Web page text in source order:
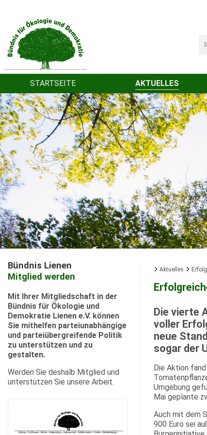
STARTSEITE AKTUELLES
Aktuelles
Die vierte
voller
neue
sogar der
Die Aktion
Umgebung
Mai geplante
Auch mit dem
900 Euro sei
Bündnis Lienen
Mitglied werden
Mit Ihrer Mitgliedschaft in der
Bündnis für Ökologie und
Demokratie Lienen e.V. können
Sie mithelfen parteiunabhängige
und parteiübergreifende Politik
zu unterstützen und zu
gestalten.
Werden Sie deshalb Mitglied und
unterstützen Sie unsere Arbeit.